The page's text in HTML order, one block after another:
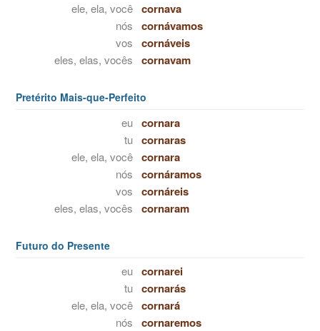
ele, ela, você cornava
nós cornávamos
vos cornáveis
eles, elas, vocês cornavam
Pretérito Mais-que-Perfeito
eu cornara
tu cornaras
ele, ela, você cornara
nós cornáramos
vos cornáreis
eles, elas, vocês cornaram
Futuro do Presente
eu cornarei
tu cornarás
ele, ela, você cornará
nós cornaremos